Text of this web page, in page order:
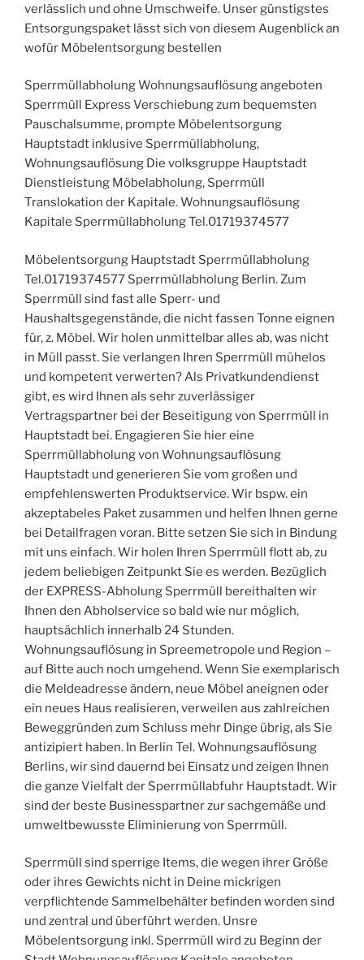
verlässlich und ohne Umschweife. Unser günstigstes
Entsorgungspaket lässt sich von diesem Augenblick an
wofür Möbelentsorgung bestellen
Sperrmüllabholung Wohnungsauflösung angeboten
Sperrmüll Express Verschiebung zum bequemsten
Pauschalsumme, prompte Möbelentsorgung
Hauptstadt inklusive Sperrmüllabholung,
Wohnungsauflösung Die volksgruppe Hauptstadt
Dienstleistung Möbelabholung, Sperrmüll
Translokation der Kapitale. Wohnungsauflösung
Kapitale Sperrmüllabholung Tel.01719374577
Möbelentsorgung Hauptstadt Sperrmüllabholung
Tel.01719374577 Sperrmüllabholung Berlin. Zum
Sperrmüll sind fast alle Sperr- und
Haushaltsgegenstände, die nicht fassen Tonne eignen
für, z. Möbel. Wir holen unmittelbar alles ab, was nicht
in Müll passt. Sie verlangen Ihren Sperrmüll mühelos
und kompetent verwerten? Als Privatkundendienst
gibt, es wird Ihnen als sehr zuverlässiger
Vertragspartner bei der Beseitigung von Sperrmüll in
Hauptstadt bei. Engagieren Sie hier eine
Sperrmüllabholung von Wohnungsauflösung
Hauptstadt und generieren Sie vom großen und
empfehlenswerten Produktservice. Wir bspw. ein
akzeptabeles Paket zusammen und helfen Ihnen gerne
bei Detailfragen voran. Bitte setzen Sie sich in Bindung
mit uns einfach. Wir holen Ihren Sperrmüll flott ab, zu
jedem beliebigen Zeitpunkt Sie es werden. Bezüglich
der EXPRESS-Abholung Sperrmüll bereithalten wir
Ihnen den Abholservice so bald wie nur möglich,
hauptsächlich innerhalb 24 Stunden.
Wohnungsauflösung in Spreemetropole und Region –
auf Bitte auch noch umgehend. Wenn Sie exemplarisch
die Meldeadresse ändern, neue Möbel aneignen oder
ein neues Haus realisieren, verweilen aus zahlreichen
Beweggründen zum Schluss mehr Dinge übrig, als Sie
antizipiert haben. In Berlin Tel. Wohnungsauflösung
Berlins, wir sind dauernd bei Einsatz und zeigen Ihnen
die ganze Vielfalt der Sperrmüllabfuhr Hauptstadt. Wir
sind der beste Businesspartner zur sachgemäße und
umweltbewusste Eliminierung von Sperrmüll.
Sperrmüll sind sperrige Items, die wegen ihrer Größe
oder ihres Gewichts nicht in Deine mickrigen
verpflichtende Sammelbehälter befinden worden sind
und zentral und überführt werden. Unsre
Möbelentsorgung inkl. Sperrmüll wird zu Beginn der